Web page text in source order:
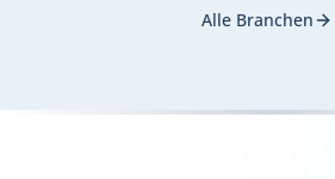
Alle Branchen